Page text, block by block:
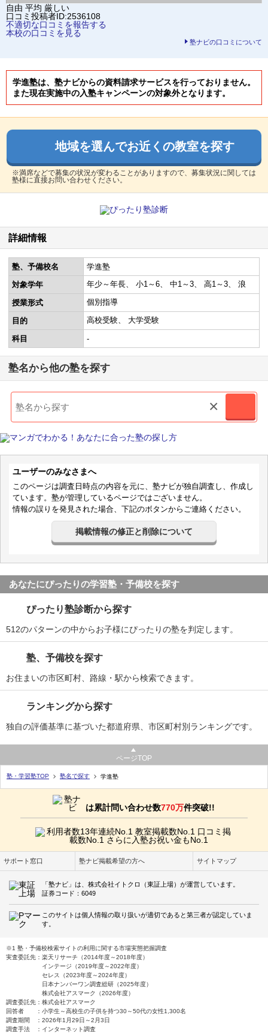
自由 平均 厳しい
口コミ投稿者ID:2536108
不適切な口コミを報告する
本校の口コミを見る
塾ナビの口コミについて
学進塾は、塾ナビからの資料請求サービスを行っておりません。
また現在実施中の入塾キャンペーンの対象外となります。
地域を選んでお近くの教室を探す
※満席などで募集の状況が変わることがありますので、募集状況に関しては
塾様に直接お問い合わせください。
詳細情報
塾、予備校名
学進塾
対象学年
年少～年長 小1～6 中1～3 高1～3 浪
授業形式 個別指導
目的 高校受験 大学受験
科目 -
塾名から他の塾を探す
×
ユーザーのみなさまへ
このページは調査日時点の内容を元に、塾ナビが独自調査し、作成し
ています。塾が管理しているページではございません。
情報の誤りを発見された場合、下記のボタンからご連絡ください。
掲載情報の修正と削除について
あなたにぴったりの学習塾・予備校を探す
ぴったり塾診断から探す
512のパターンの中からお子様にぴったりの塾を判定します。
塾、予備校を探す
お住まいの市区町村、路線・駅から検索できます。
ランキングから探す
独自の評価基準に基づいた都道府県、市区町村別ランキングです。
ページTOP
塾・学習塾TOP 塾名で探す 学進塾
は累計問い合わせ数770万件突破!!
サポート窓口 塾ナビ掲載希望の方へ サイトマップ
「塾ナビ」は、株式会社イトクロ（東証上場）が運営しています。
証券コード：6049
このサイトは個人情報の取り扱いが適切であると第三者が認定していま
す。
※1 塾・予備校検索サイトの利用に関する市場実態把握調査
実査委託先：楽天リサーチ（2014年度～2018年度）
インテージ（2019年度～2022年度）
セレス（2023年度～2024年度）
日本ナンバーワン調査総研（2025年度）
株式会社アスマーク（2026年度）
調査委託先：株式会社アスマーク
回答者 ：小学生～高校生の子供を持つ30～50代の女性1,300名
調査期間 ：2026年1月29日～2月3日
調査手法 ：インターネット調査